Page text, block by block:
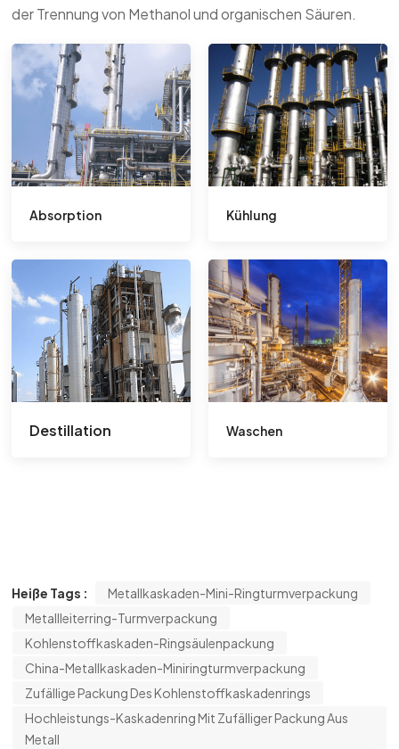
der Trennung von Methanol und organischen Säuren.
Absorption Kühlung
Destillation Waschen
Heiße Tags :
Metallkaskaden-Mini-Ringturmverpackung
Metallleiterring-Turmverpackung
Kohlenstoffkaskaden-Ringsäulenpackung
China-Metallkaskaden-Miniringturmverpackung
Zufällige Packung Des Kohlenstoffkaskadenrings
Hochleistungs-Kaskadenring Mit Zufälliger Packung Aus
Metall